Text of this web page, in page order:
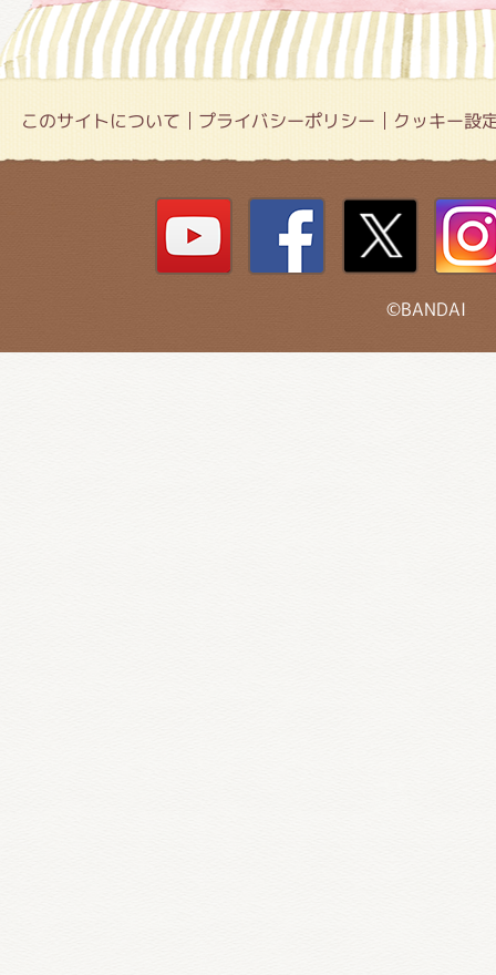
このサイトについて プライバシーポリシー クッキー設
©BANDAI